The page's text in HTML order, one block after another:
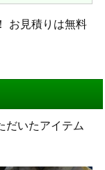
お見積りは無料
だいたアイテム